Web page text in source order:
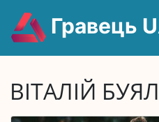
Гравець
ВІТАЛІЙ